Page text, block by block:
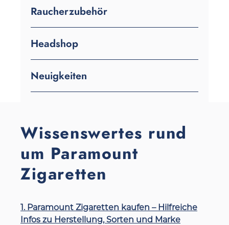
Raucherzubehör
Headshop
Neuigkeiten
Wissenswertes rund
um Paramount
Zigaretten
1. Paramount Zigaretten kaufen – Hilfreiche
Infos zu Herstellung, Sorten und Marke